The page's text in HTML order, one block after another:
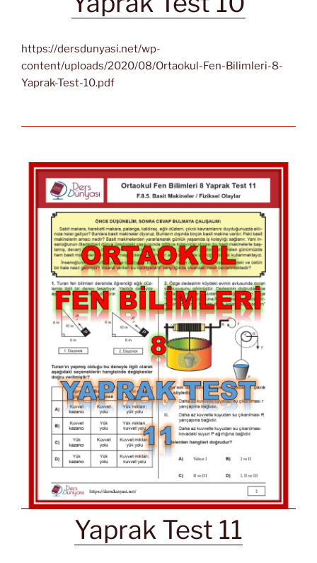
https://dersdunyasi.net/wp-
content/uploads/2020/08/Ortaokul-Fen-Bilimleri-8-
Yaprak-Test-10.pdf
Yaprak Test 11